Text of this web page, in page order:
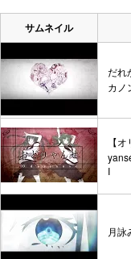
サムネイル
だれ
カノ
【
I
月詠